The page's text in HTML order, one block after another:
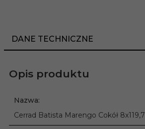
DANE TECHNICZNE
Opis produktu
Nazwa:
Cerrad Batista Marengo Cokół 8x119,7